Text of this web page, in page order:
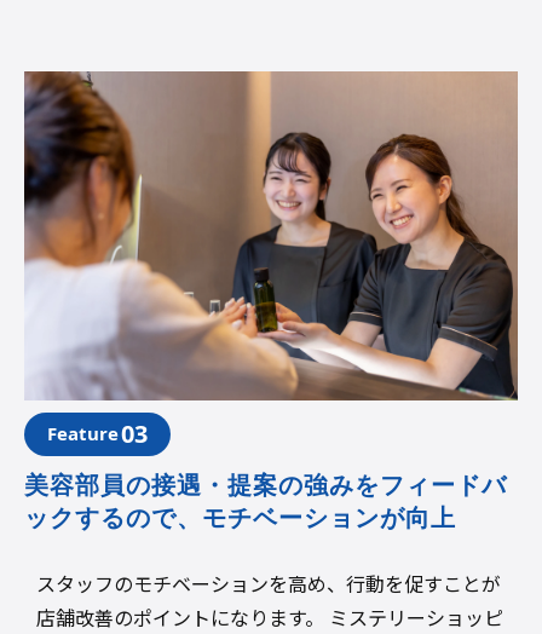
Feature03
美容部員の接遇・提案の強みをフィードバ
ックするので、モチベーションが向上
スタッフのモチベーションを高め、行動を促すことが
店舗改善のポイントになります。 ミステリーショッピ